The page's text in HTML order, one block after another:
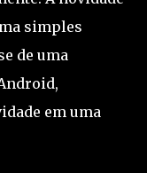
simples
de uma
em uma